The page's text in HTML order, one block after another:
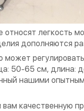
легкость
дополняются
может
50-65 см, длина:
нашими
качественную